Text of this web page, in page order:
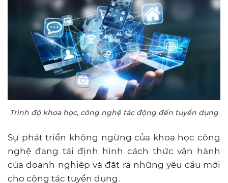
Trình độ khoa học, công nghệ tác động đến tuyển dụng
Sự phát triển không ngừng của khoa học công
nghệ đang tái định hình cách thức vận hành
của doanh nghiệp và đặt ra những yêu cầu mới
cho công tác tuyển dụng.